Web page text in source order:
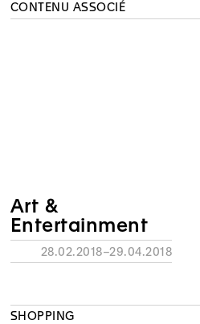
CONTENU ASSOCIÉ
Art &
Entertainment
28.02.2018–29.04.2018
SHOPPING